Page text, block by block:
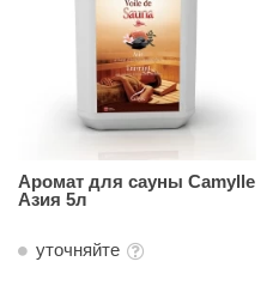
Аромат для сауны Camylle
Азия 5л
уточняйте